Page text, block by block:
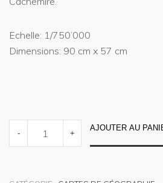
Echelle: 1/750’000
Dimensions: 90 cm x 57 cm
- +
AJOUTER AU